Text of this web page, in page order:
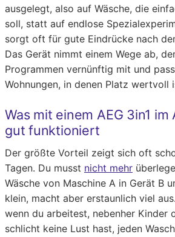
ausgelegt, also auf Wäsche, die
soll, statt auf endlose
sorgt oft für gute Eindrücke nach
Das Gerät nimmt einem Wege ab,
Programmen vernünftig mit und
Wohnungen, in denen Platz wertvoll
Was mit einem AEG 3in1
gut funktioniert
Der größte Vorteil zeigt sich oft
Tagen. Du musst nicht mehr
Wäsche von Maschine A in Gerät B
klein, macht aber erstaunlich viel
wenn du arbeitest, nebenher Kinder
schlicht keine Lust hast, jeden